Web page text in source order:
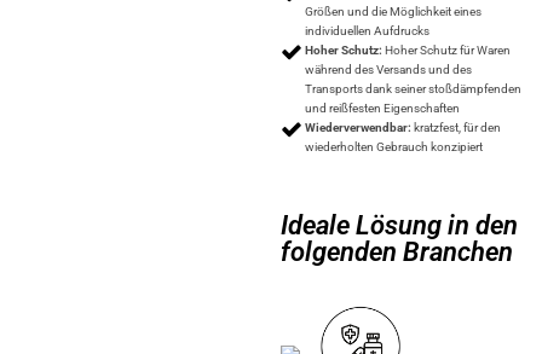
Größen und die Möglichkeit eines
individuellen Aufdrucks
Hoher Schutz: Hoher Schutz für Waren
während des Versands und des
Transports dank seiner stoßdämpfenden
und reißfesten Eigenschaften
Wiederverwendbar: kratzfest, für den
wiederholten Gebrauch konzipiert
Ideale Lösung in den
folgenden Branchen